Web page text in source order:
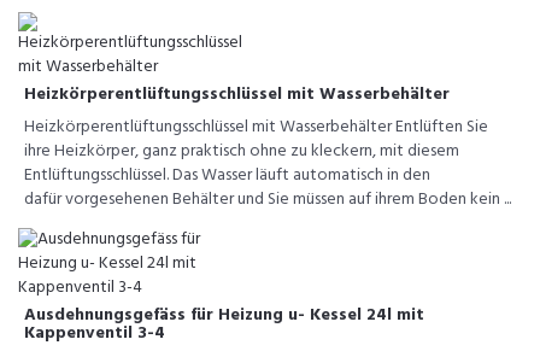
Heizkörperentlüftungsschlüssel mit Wasserbehälter
Heizkörperentlüftungsschlüssel mit Wasserbehälter Entlüften Sie
ihre Heizkörper, ganz praktisch ohne zu kleckern, mit diesem
Entlüftungsschlüssel. Das Wasser läuft automatisch in den
dafür vorgesehenen Behälter und Sie müssen auf ihrem Boden kein ...
Ausdehnungsgefäss für Heizung u- Kessel 24l mit
Kappenventil 3-4